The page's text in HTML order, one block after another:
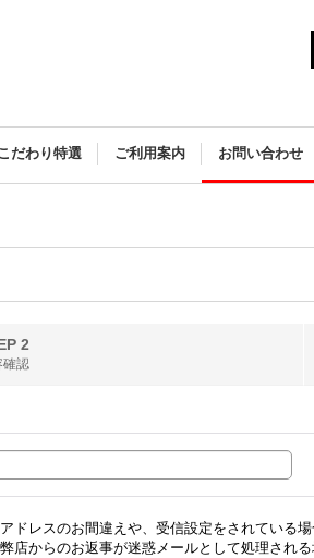
だわり特選 ご利用案内 お問い合わせ
2
確認
ドレスのお間違えや、受信設定をされている
店からのお返事が迷惑メールとして処理され